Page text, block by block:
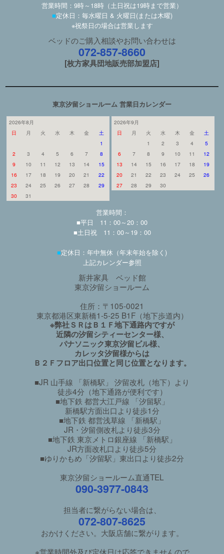
営業時間：9時～18時（土日祝は19時まで営業）
■定休日：毎水曜日 & 火曜日(または木曜)
※祝祭日の場合は営業します
ベッドのご購入相談やお問い合わせは
072-857-8660
[枚方家具団地販売部加盟店]
東京汐留ショールーム 営業日カレンダー
2026年8月
日
月 火 水 木 金
土
1
2
3 4 5 6 7
8
9
10 11 12 13 14
15
16
17 18 19 20 21
22
23
24 25 26 27 28
29
30
31
2026年9月
日
月 火 水 木 金
土
1
2 3 4
5
6
7 8 9 10 11
12
13
14 15 16 17 18
19
20
21 22 23 24 25
26
27
28 29 30
営業時間：
■平日 11：00～20：00
■土日祝 11：00～19：00
■定休日：年中無休（年末年始を除く)
上記カレンダー参照
新井家具 ベッド館
東京汐留ショールーム
住所：〒105-0021
東京都港区東新橋1-5-25 B1F（地下歩道内）
※弊社ＳＲはＢ１Ｆ地下通路内ですが
近隣の汐留シティーセンター様、
パナソニック東京汐留ビル様、
カレッタ汐留様からは
Ｂ２Ｆフロア出口位置と同じ位置となります。
■JR 山手線 「新橋駅」 汐留改札（地下）より
徒歩4分（地下通路が便利です）
■地下鉄 都営大江戸線 「汐留駅」
新橋駅方面出口より徒歩1分
■地下鉄 都営浅草線 「新橋駅」
JR・汐留側改札より徒歩3分
■地下鉄 東京メトロ銀座線 「新橋駅」
JR方面改札口より徒歩5分
■ゆりかもめ「汐留駅」東出口より徒歩2分
東京汐留ショールーム直通TEL
090-3977-0843
担当者に繋がらない場合は、
072-807-8625
おかけください。大阪店舗に繋がります。
※営業時間外及び定休日は応答できませんので